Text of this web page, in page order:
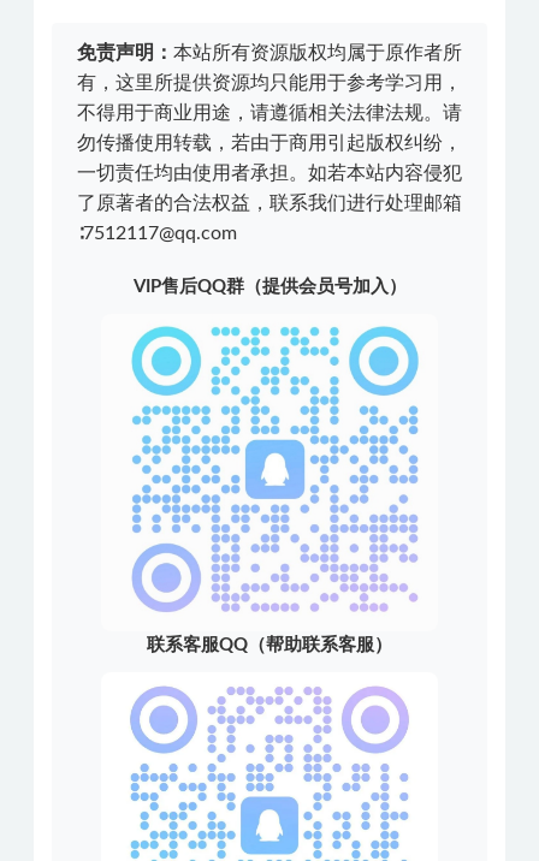
免责声明： 本站所有资源版权均属于原作者所
有，这里所提供资源均只能用于参考学习用，
不得用于商业用途，请遵循相关法律法规。请
勿传播使用转载，若由于商用引起版权纠纷，
一切责任均由使用者承担。如若本站内容侵犯
了原著者的合法权益，联系我们进行处理邮箱
∶7512117@qq.com
VIP售后QQ群（提供会员号加入）
联系客服QQ（帮助联系客服）